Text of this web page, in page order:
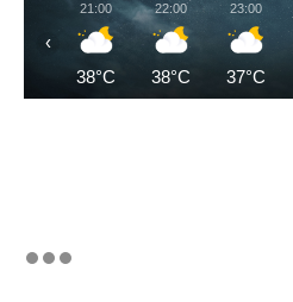
21:00
38°C
22:00
38°C
23:00
37°C
‹